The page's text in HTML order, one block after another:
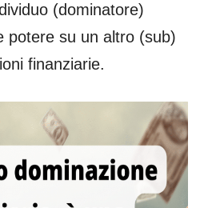
(dominatore)
potere su un altro (sub)
finanziarie.